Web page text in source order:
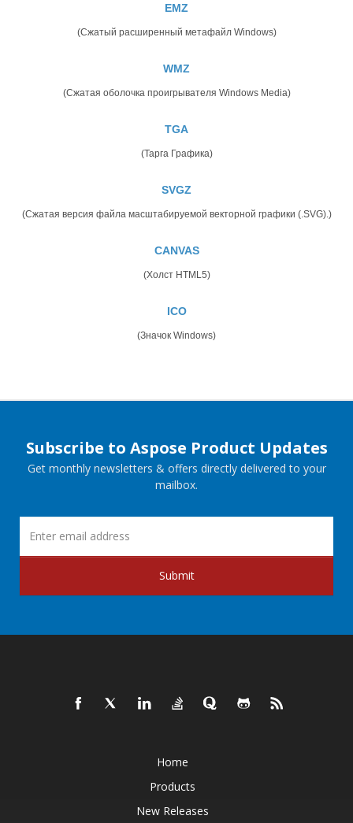
EMZ
(Сжатый расширенный метафайл Windows)
WMZ
(Сжатая оболочка проигрывателя Windows Media)
TGA
(Тарга Графика)
SVGZ
(Сжатая версия файла масштабируемой векторной графики (.SVG).)
CANVAS
(Холст HTML5)
ICO
(Значок Windows)
Subscribe to Aspose Product Updates
Get monthly newsletters & offers directly delivered to your
mailbox.
Submit
Home
Products
New Releases